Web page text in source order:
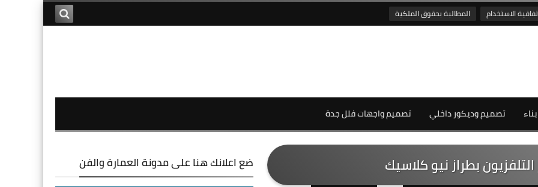
الاستخدام المطالبة بحقوق الملكية
تصميم وديكور داخلي تصميم واجهات فلل جدة
ضع اعلانك هنا على مدونة العمارة والفن